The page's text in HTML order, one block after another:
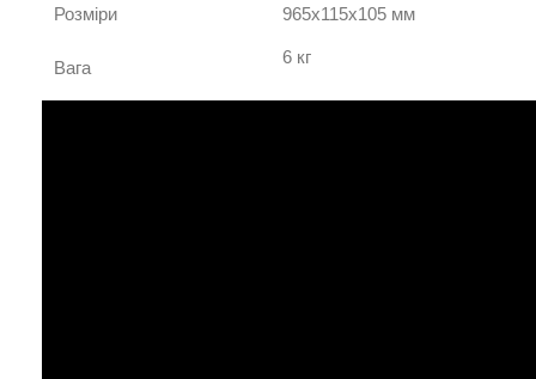
Розміри 965х115х105 мм
Вага
6 кг